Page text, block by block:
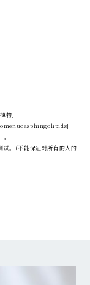
物。
试。(不能保证对所有的人的